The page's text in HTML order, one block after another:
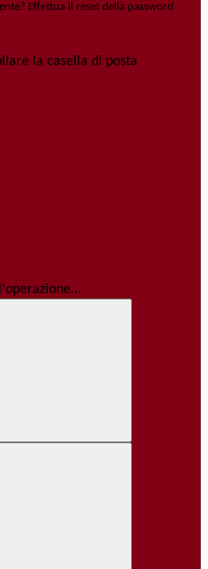
Effettua il reset della password
la casella di posta